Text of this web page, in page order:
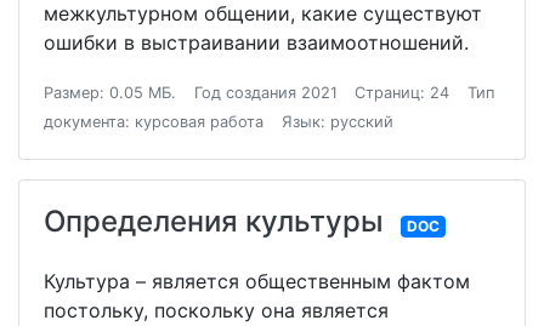
межкультурном общении, какие существуют
ошибки в выстраивании взаимоотношений.
Размер: 0.05 МБ. Год создания 2021 Страниц: 24
Тип
документа: курсовая работа
Язык: русский
Определения культуры DOC
Культура – является общественным фактом
постольку, поскольку она является